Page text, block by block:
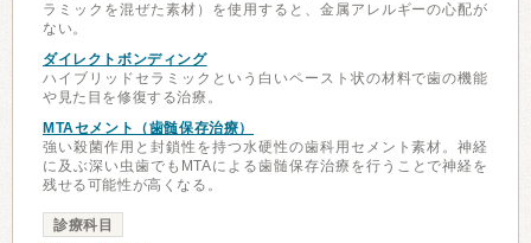
ラミックを混ぜた素材）を使用すると、金属アレルギーの心配が
ない。
ダイレクトボンディング
ハイブリッドセラミックという白いペースト状の材料で歯の機能
や見た目を修復する治療。
MTAセメント（歯髄保存治療）
強い殺菌作用と封鎖性を持つ水硬性の歯科用セメント素材。神経
に及ぶ深い虫歯でもMTAによる歯髄保存治療を行うことで神経を
残せる可能性が高くなる。
診療科目